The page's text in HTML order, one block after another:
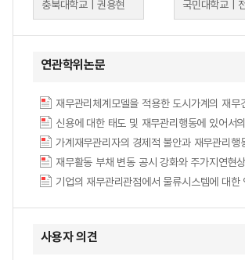
충북대학교 | 권용현
국민대학교 |
연관학위논문
재무관리체계모델을 적용한 도시가계
신용에 대한 태도 및 재무관리행동에 있
가계재무관리자의 경제적 불안과 재무
재무활동 부채 변동 공시 강화와 주가지연현상
기업의 재무관리관점에서 물류시스템
사용자 의견